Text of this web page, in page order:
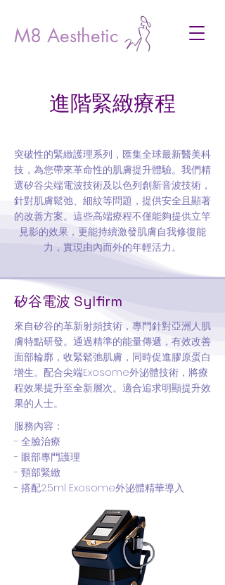
M8 Aesthetic
進階緊緻療程
突破性的緊緻護理系列，匯集全球最新醫美科
技，為您帶來革命性的肌膚提升體驗。我們精
選矽谷尖端電波技術及以色列創新音波技術，
針對肌膚鬆弛、細紋等問題，提供安全且顯著
的改善方案。這些高端療程不僅能夠提供立竿
見影的效果，更能持續激發肌膚自我修復能
力，實現由內而外的年輕活力。
矽谷電波 Sylfirm
來自矽谷的革新射頻技術，專門針對亞洲人肌
膚特點研發。通過精準的能量傳遞，有效改善
面部輪廓，收緊鬆弛肌膚，同時促進膠原蛋白
增生。配合尖端Exosome外泌體技術，將療
程效果提升至全新層次。適合追求明顯提升效
果的人士。
服務內容：
- 全臉治療
- 眼部專門護理
- 頸部緊緻
- 搭配2.5ml Exosome外泌體精華導入